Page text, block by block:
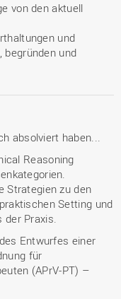
von den aktuell
und
begründen und
absolviert haben...
Reasoning
Strategien zu den
Setting und
der Praxis.
Entwurfes einer
für
(APrV-PT) –